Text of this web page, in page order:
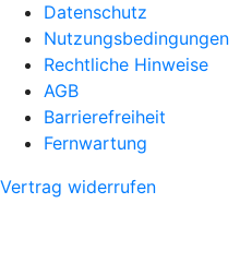
Datenschutz
Nutzungsbedingungen
Rechtliche Hinweise
AGB
Barrierefreiheit
Fernwartung
Vertrag widerrufen